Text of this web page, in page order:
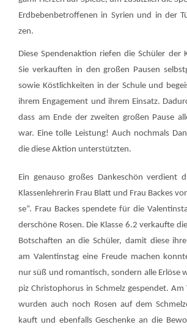
Erd­be­ben­be­trof­fe­nen in Syri­en und in der
zen.
Die­se Spen­den­ak­ti­on rie­fen die Schü­ler der
Sie ver­kauf­ten in den gro­ßen Pau­sen
sowie Köst­lich­kei­ten in der Schu­le und
ihrem Enga­ge­ment und ihrem Ein­satz.
dass am Ende der zwei­ten gro­ßen Pau­se
war. Eine tol­le Leis­tung! Auch noch­mals
die die­se Akti­on unter­stütz­ten.
Ein genau­so gro­ßes Dan­ke­schön ver­dient
Klas­sen­leh­re­rin Frau Blatt und Frau Backes
se“. Frau Backes spen­de­te für die
der­schö­ne Rosen. Die Klas­se 6.2 ver­kauf­te
Bot­schaf­ten an die Schü­ler, damit die­se
am Valen­tins­tag eine Freu­de machen
nur süß und roman­tisch, son­dern alle Erlö­se
piz Chris­to­pho­rus in Schmelz gespen­det. Am
wur­den auch noch Rosen auf dem
kauft und eben­falls Geschen­ke an die